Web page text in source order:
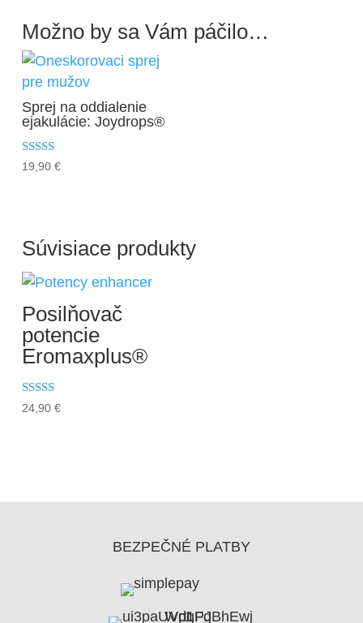
Možno by sa Vám páčilo…
Sprej na oddialenie
ejakulácie: Joydrops®
Hodnotenie
5.00
19,90 €
Súvisiace produkty
Posilňovač
potencie
Eromaxplus®
Hodnotenie
5.00
24,90 €
BEZPEČNÉ PLATBY